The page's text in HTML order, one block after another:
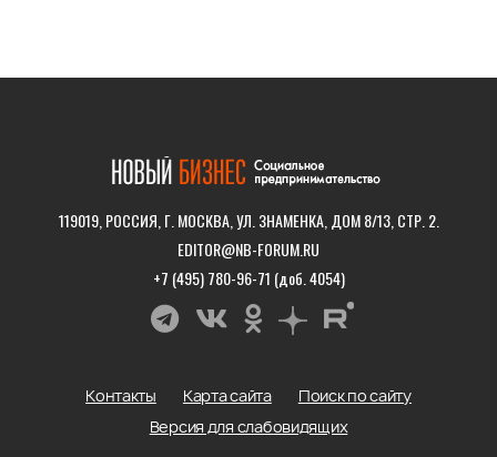
119019, РОССИЯ, Г. МОСКВА, УЛ. ЗНАМЕНКА, ДОМ 8/13, СТР. 2.
EDITOR@NB-FORUM.RU
+7 (495) 780-96-71 (доб. 4054)
Контакты Карта сайта
Поиск по сайту
Версия для слабовидящих